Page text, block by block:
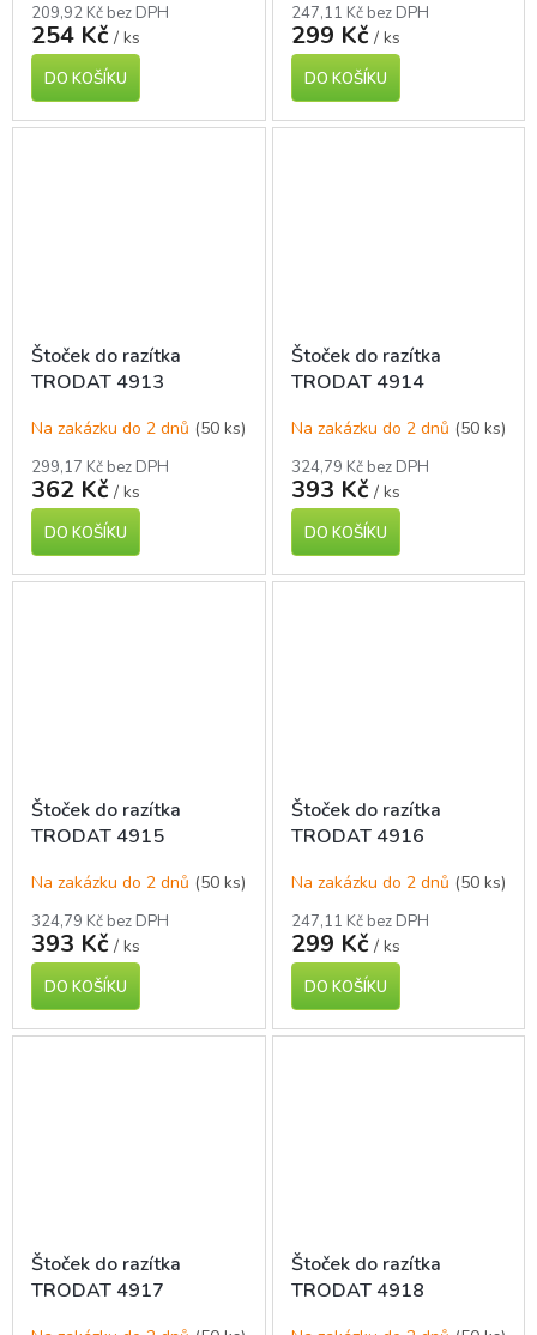
209,92 Kč bez DPH
254 Kč / ks
DO KOŠÍKU
247,11 Kč bez DPH
299 Kč / ks
DO KOŠÍKU
Štoček do razítka
TRODAT 4913
Na zakázku do 2 dnů (50 ks)
299,17 Kč bez DPH
362 Kč / ks
DO KOŠÍKU
Štoček do razítka
TRODAT 4914
Na zakázku do 2 dnů (50 ks)
324,79 Kč bez DPH
393 Kč / ks
DO KOŠÍKU
Štoček do razítka
TRODAT 4915
Na zakázku do 2 dnů (50 ks)
324,79 Kč bez DPH
393 Kč / ks
DO KOŠÍKU
Štoček do razítka
TRODAT 4916
Na zakázku do 2 dnů (50 ks)
247,11 Kč bez DPH
299 Kč / ks
DO KOŠÍKU
Štoček do razítka
TRODAT 4917
Štoček do razítka
TRODAT 4918